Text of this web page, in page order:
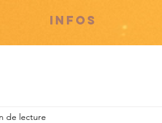
INFOS
de lecture